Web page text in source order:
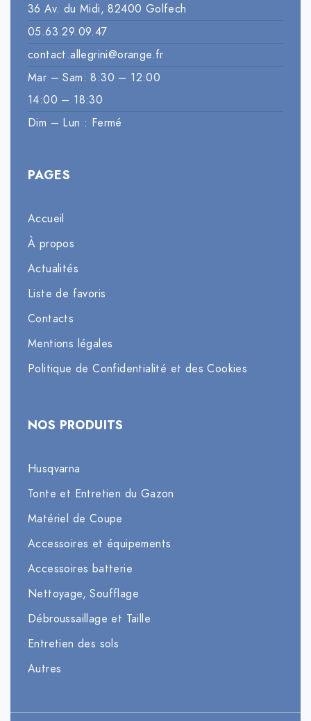
36 Av. du Midi, 82400 Golfech
05.63.29.09.47
contact.allegrini@orange.fr
Mar – Sam: 8:30 – 12:00
14:00 – 18:30
Dim – Lun : Fermé
PAGES
Accueil
À propos
Actualités
Liste de favoris
Contacts
Mentions légales
Politique de Confidentialité et des Cookies
NOS PRODUITS
Husqvarna
Tonte et Entretien du Gazon
Matériel de Coupe
Accessoires et équipements
Accessoires batterie
Nettoyage, Soufflage
Débroussaillage et Taille
Entretien des sols
Autres